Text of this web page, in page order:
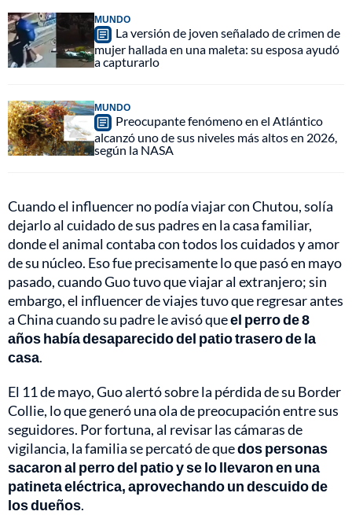
MUNDO
La versión de joven señalado de crimen de
mujer hallada en una maleta: su esposa ayudó
a capturarlo
MUNDO
Preocupante fenómeno en el Atlántico
alcanzó uno de sus niveles más altos en 2026,
según la NASA
Cuando el influencer no podía viajar con Chutou, solía
dejarlo al cuidado de sus padres en la casa familiar,
donde el animal contaba con todos los cuidados y amor
de su núcleo. Eso fue precisamente lo que pasó en mayo
pasado, cuando Guo tuvo que viajar al extranjero; sin
embargo, el influencer de viajes tuvo que regresar antes
a China cuando su padre le avisó queel perro de 8
años había desaparecido del patio trasero de la
casa.
El 11 de mayo, Guo alertó sobre la pérdida de su Border
Collie, lo que generó una ola de preocupación entre sus
seguidores. Por fortuna, al revisar las cámaras de
vigilancia, la familia se percató de quedos personas
sacaron al perro del patio y se lo llevaron en una
patineta eléctrica, aprovechando un descuido de
los dueños.